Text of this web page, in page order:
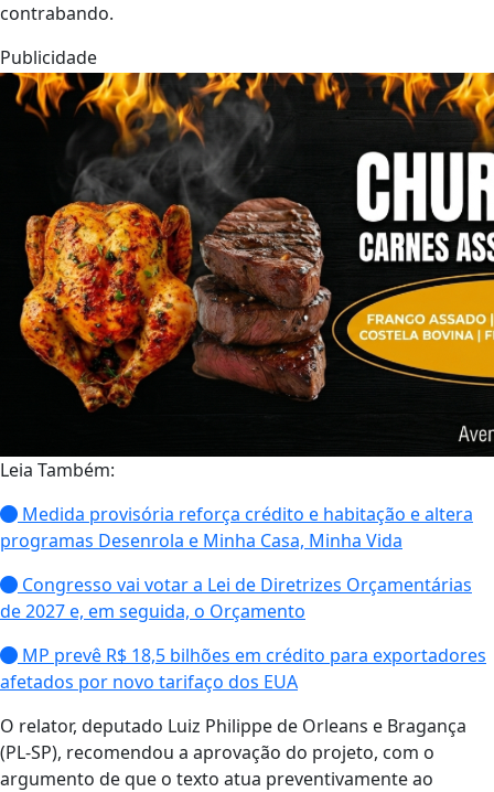
contrabando.
Publicidade
Leia Também:
Medida provisória reforça crédito e habitação e altera
programas Desenrola e Minha Casa, Minha Vida
Congresso vai votar a Lei de Diretrizes Orçamentárias
de 2027 e, em seguida, o Orçamento
MP prevê R$ 18,5 bilhões em crédito para exportadores
afetados por novo tarifaço dos EUA
O relator, deputado Luiz Philippe de Orleans e Bragança
(PL-SP), recomendou a aprovação do projeto, com o
argumento de que o texto atua preventivamente ao